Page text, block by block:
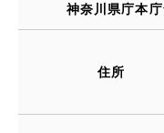
神奈川県庁本
住所